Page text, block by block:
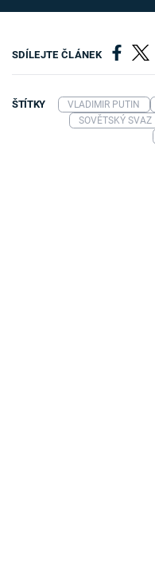
SDÍLEJTE ČLÁNEK
ŠTÍTKY VLADIMIR PUTIN
SOVĚTSKÝ SVAZ